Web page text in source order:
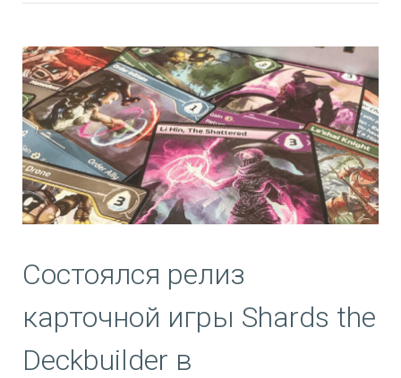
Состоялся релиз
карточной игры Shards the
Deckbuilder в